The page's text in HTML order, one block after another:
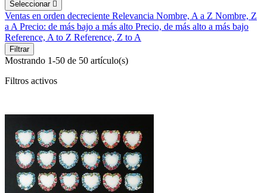
Seleccionar 
Ventas en orden decreciente Relevancia Nombre, A a Z Nombre, Z
a APrecio: de más bajo a más alto Precio, de más alto a más bajo
Reference, A to Z Reference, Z to A
Filtrar
Mostrando 1-50 de 50 artículo(s)
Filtros activos